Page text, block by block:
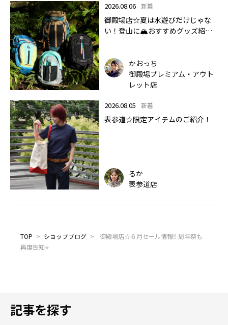
2026.08.06 新着
御殿場店☆夏は水遊びだけじゃな
い！登山に🏔おすすめグッズ紹介
かおっち
御殿場プレミアム・アウト
レット店
2026.08.05 新着
表参道☆限定アイテムのご紹介！
るか
表参道店
TOP > ショップブログ >
御殿場店☆６月セール情報‼ 周年祭も
再度告知⭐
記事を探す